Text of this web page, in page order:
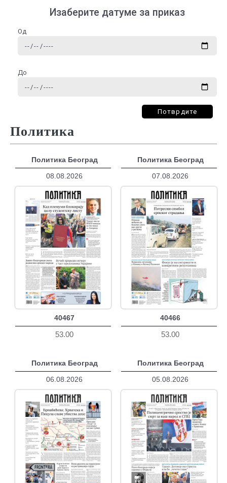
Изаберите датуме за приказ
Од
До
Потврдите
Политика
Политика Београд
08.08.2026
40467
53.00
Политика Београд
07.08.2026
40466
53.00
Политика Београд
06.08.2026
Политика Београд
05.08.2026